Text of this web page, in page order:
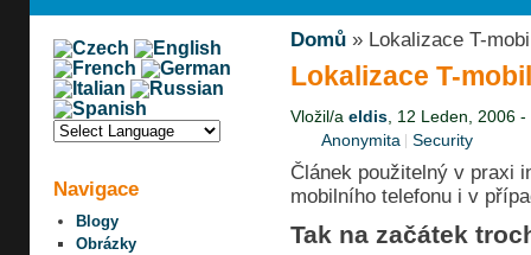
Navigace
Blogy
Obrázky
Domů» Lokalizace T-
Lokalizace T-
Vložil/a eldis, 12 Leden, 2006 -
Anonymita
Security
Článek použitelný v praxi
mobilního telefonu i v
Tak na začátek